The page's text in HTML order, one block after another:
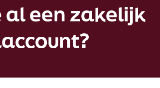
al een zakelijk